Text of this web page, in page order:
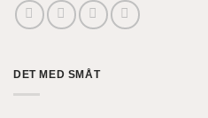
DET MED SMÅT